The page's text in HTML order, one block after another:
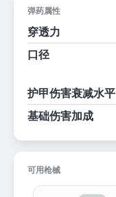
弹药属性
穿透力
口径
护甲伤害衰减水平
基础伤害加成
可用枪械